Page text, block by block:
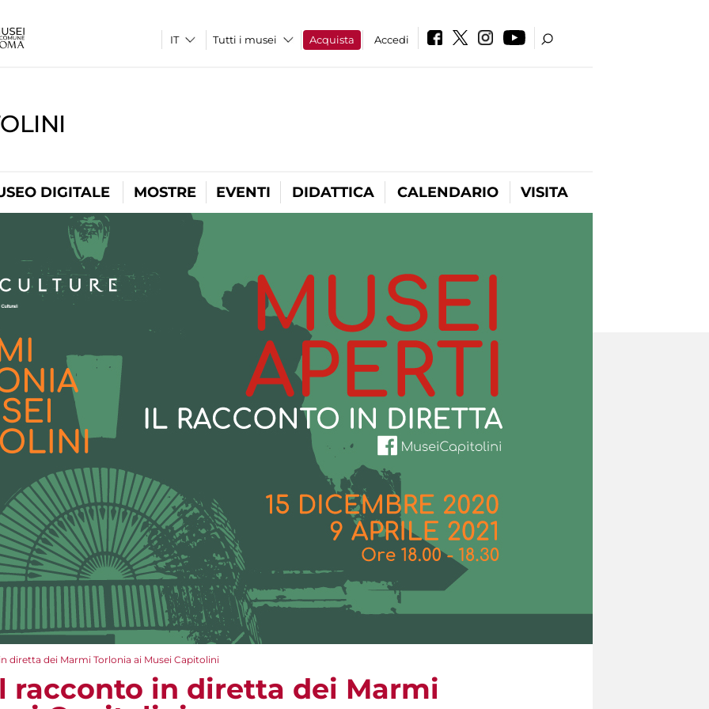
Tutti i musei Acquista Accedi
DIGITALE MOSTRE EVENTI DIDATTICA CALENDARIO VISITA
diretta dei Marmi Torlonia ai Musei Capitolini
racconto in diretta dei Marmi